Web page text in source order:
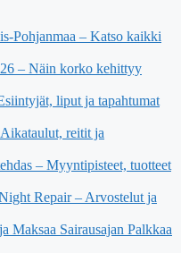
Pohjanmaa – Katso kaikki
– Näin korko kehittyy
liput ja tapahtumat
reitit ja
– Myyntipisteet, tuotteet
Repair – Arvostelut ja
Maksaa Sairausajan Palkkaa